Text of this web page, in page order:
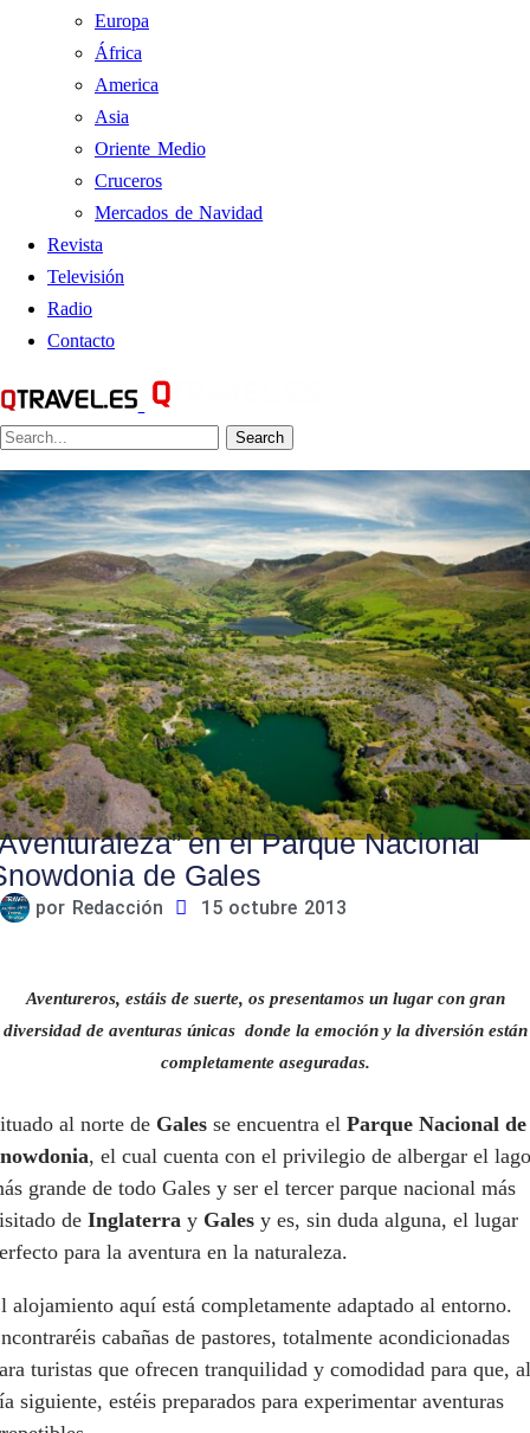
Europa
África
America
Asia
Oriente Medio
Cruceros
Mercados de Navidad
Revista
Televisión
Radio
Contacto
Search
en el Parque Nacional
de Gales
por Redacción 15 octubre 2013
Aventureros, estáis de suerte, os presentamos un lugar con gran
diversidad de aventuras únicas donde la emoción y la diversión están
completamente aseguradas.
al norte de Gales se encuentra el Parque Nacional de
, el cual cuenta con el privilegio de albergar el lago
grande de todo Gales y ser el tercer parque nacional más
de Inglaterra y Gales y es, sin duda alguna, el lugar
para la aventura en la naturaleza.
alojamiento aquí está completamente adaptado al entorno.
cabañas de pastores, totalmente acondicionadas
turistas que ofrecen tranquilidad y comodidad para que, al
siguiente, estéis preparados para experimentar aventuras